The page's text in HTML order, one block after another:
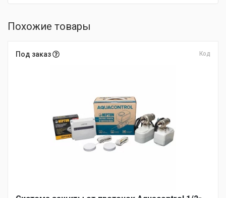
Похожие товары
Под заказ Код